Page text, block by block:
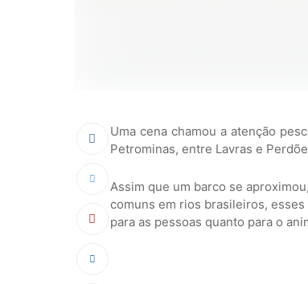
Uma cena chamou a atenção
Petrominas, entre Lavras e
Assim que um barco se
comuns em rios brasileiros,
para as pessoas quanto para o